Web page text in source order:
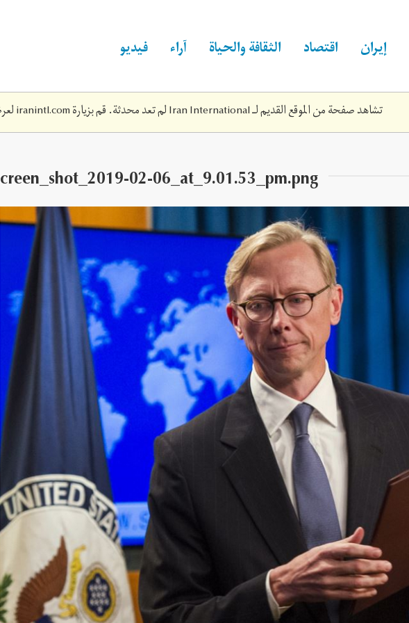
إيران اقتصاد الثقافة والحياة آراء فيديو
تشاهد صفحة من الموقع القديم لـ Iran International لم تعد محدثة. قم بزيارة iranintl.com
02-06_at_9.‎01.‎53_pm.png